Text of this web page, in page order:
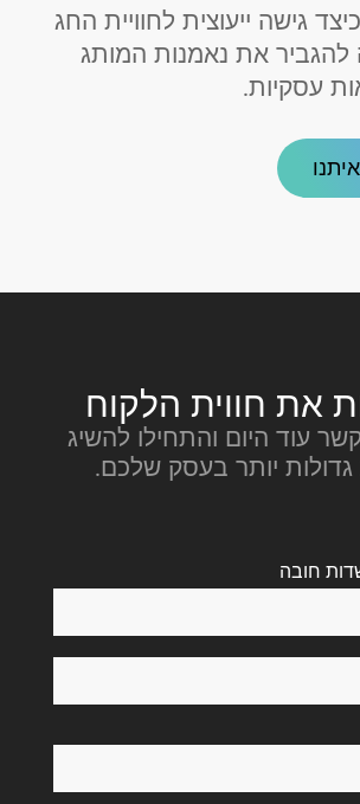
גישה ייעוצית לחוויית החג
להגביר את נאמנות המותג
עסקיות.
את חווית הלקוח
עוד היום והתחילו להשיג
גדולות יותר בעסק שלכם.
חובה